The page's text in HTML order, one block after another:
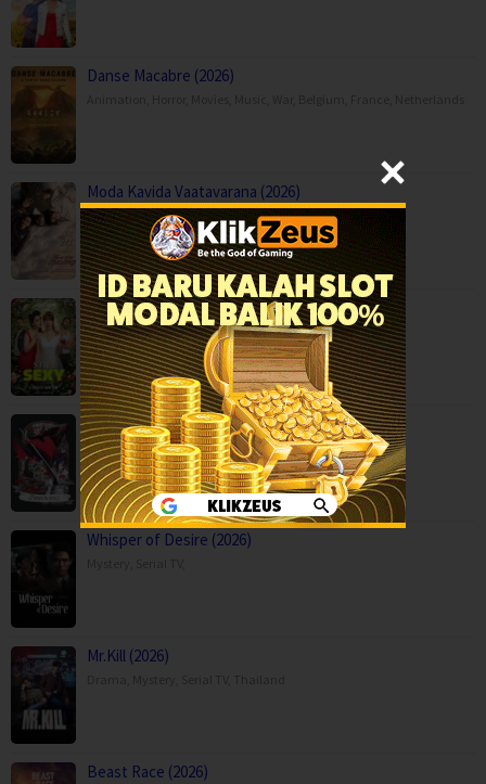
Danse Macabre (2026)
Moda Kavida Vaatavarana (2026)
Drama, Movies,Romance Science Fiction,
Still Sexy (2026)
Comedy,Romance,Serial TV,Italy
THE RIBBON HERO (2026)
Action,Animation,Drama,Fantasy,Movies,Japan
Whisper of Desire (2026)
Mr.Kill (2026)
Beast Race (2026)